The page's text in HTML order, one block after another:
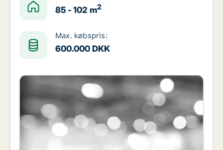
85 - 102 m2
Max. købspris:
600.000 DKK